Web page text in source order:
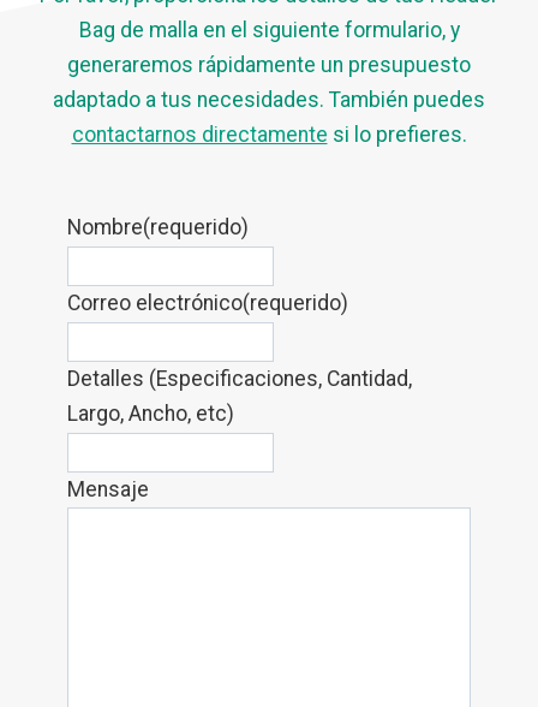
Bag de malla en el siguiente formulario, y
generaremos rápidamente un presupuesto
adaptado a tus necesidades. También puedes
contactarnos directamente si lo prefieres.
Nombre(requerido)
Correo electrónico(requerido)
Detalles (Especificaciones, Cantidad,
Largo, Ancho, etc)
Mensaje